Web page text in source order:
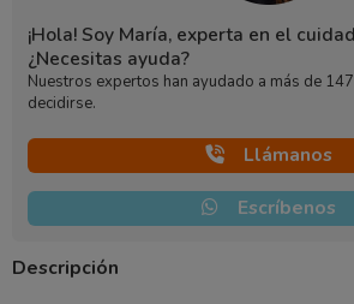
¡Hola! Soy María, experta en el
¿Necesitas ayuda?
Nuestros expertos han ayudado a más de
decidirse.
Llámanos
Escríbenos
Descripción